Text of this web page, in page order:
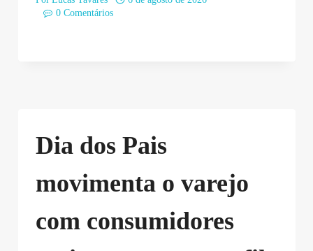
0 Comentários
Dia dos Pais
movimenta o varejo
com consumidores